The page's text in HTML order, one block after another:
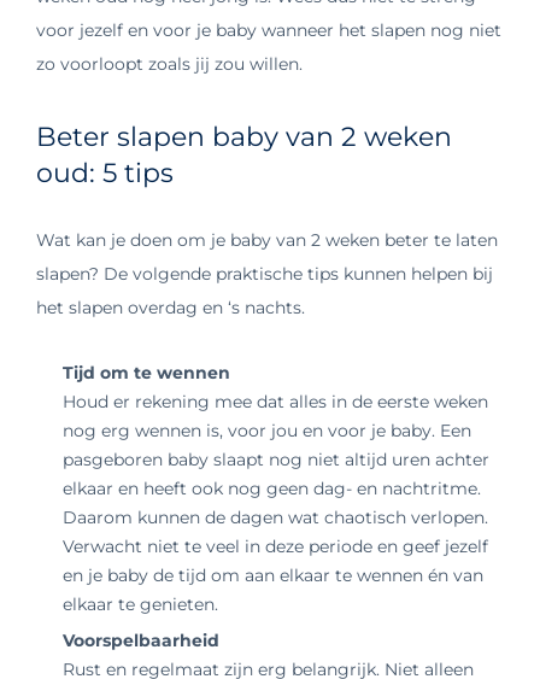
voor jezelf en voor je baby wanneer het slapen nog niet
zo voorloopt zoals jij zou willen.
Beter slapen baby van 2 weken
oud: 5 tips
Wat kan je doen om je baby van 2 weken beter te laten
slapen? De volgende praktische tips kunnen helpen bij
het slapen overdag en ‘s nachts.
Tijd om te wennen
Houd er rekening mee dat alles in de eerste weken
nog erg wennen is, voor jou en voor je baby. Een
pasgeboren baby slaapt nog niet altijd uren achter
elkaar en heeft ook nog geen dag- en nachtritme.
Daarom kunnen de dagen wat chaotisch verlopen.
Verwacht niet te veel in deze periode en geef jezelf
en je baby de tijd om aan elkaar te wennen én van
elkaar te genieten.
Voorspelbaarheid
Rust en regelmaat zijn erg belangrijk. Niet alleen